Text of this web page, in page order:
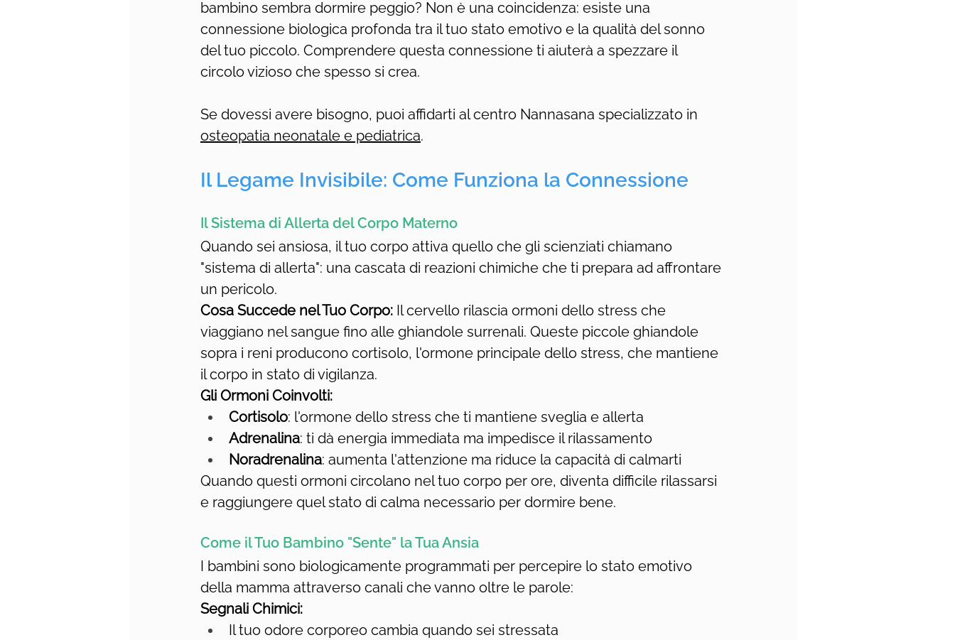
bambino sembra dormire peggio? Non è una coincidenza: esiste una
connessione biologica profonda tra il tuo stato emotivo e la qualità del sonno
del tuo piccolo. Comprendere questa connessione ti aiuterà a spezzare il
circolo vizioso che spesso si crea.
Se dovessi avere bisogno, puoi affidarti al centro Nannasana specializzato in
osteopatia neonatale e pediatrica.
Il Legame Invisibile: Come Funziona la Connessione
Il Sistema di Allerta del Corpo Materno
Quando sei ansiosa, il tuo corpo attiva quello che gli scienziati chiamano
"sistema di allerta": una cascata di reazioni chimiche che ti prepara ad affrontare
un pericolo.
Cosa Succede nel Tuo Corpo: Il cervello rilascia ormoni dello stress che
viaggiano nel sangue fino alle ghiandole surrenali. Queste piccole ghiandole
sopra i reni producono cortisolo, l'ormone principale dello stress, che mantiene
il corpo in stato di vigilanza.
Gli Ormoni Coinvolti:
Cortisolo: l'ormone dello stress che ti mantiene sveglia e allerta
Adrenalina: ti dà energia immediata ma impedisce il rilassamento
Noradrenalina: aumenta l'attenzione ma riduce la capacità di calmarti
Quando questi ormoni circolano nel tuo corpo per ore, diventa difficile rilassarsi
e raggiungere quel stato di calma necessario per dormire bene.
Come il Tuo Bambino "Sente" la Tua Ansia
I bambini sono biologicamente programmati per percepire lo stato emotivo
della mamma attraverso canali che vanno oltre le parole:
Segnali Chimici:
Il tuo odore corporeo cambia quando sei stressata